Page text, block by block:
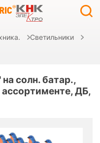
Светильники
солн. батар.,
ассортименте, ДБ,